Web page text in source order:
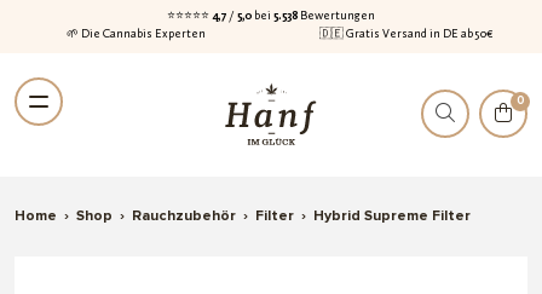
⭐⭐⭐⭐⭐4,7 / 5,0 bei 5.538 Bewertungen
🌱 Die Cannabis Experten
🇩🇪 Gratis Versand in DE ab 50€
Navigation
Zum
Inhalt
0
Home › Shop › Rauchzubehör › Filter › Hybrid Supreme Filter